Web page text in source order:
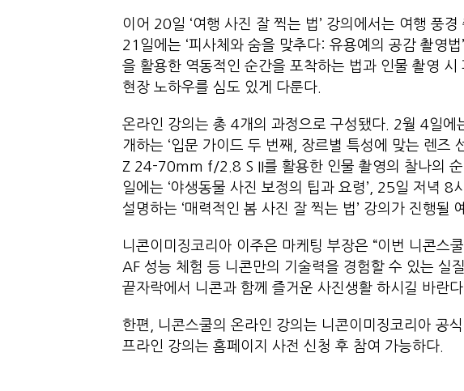
이어 20일 ‘여행 사진 잘 찍는 법’ 강의에서는 여행 풍
21일에는 ‘피사체와 숨을 맞추다: 유용예의 공감 촬영
을 활용한 역동적인 순간을 포착하는 법과 인물 촬영
현장 노하우를 심도 있게 다룬다.
온라인 강의는 총 4개의 과정으로 구성됐다. 2월 4일에
개하는 ‘입문 가이드 두 번째, 장르별 특성에 맞는 렌즈
Z 24-70mm f/2.8 S II를 활용한 인물 촬영의 찰나의 순
일에는 ‘야생동물 사진 보정의 팁과 요령’, 25일 저녁 8
설명하는 ‘매력적인 봄 사진 잘 찍는 법’ 강의가 진행될
니콘이미징코리아 이주은 마케팅 부장은 “이번 니콘스
AF 성능 체험 등 니콘만의 기술력을 경험할 수 있는 실
끝자락에서 니콘과 함께 즐거운 사진생활 하시길 바란다
한편, 니콘스쿨의 온라인 강의는 니콘이미징코리아 공
프라인 강의는 홈페이지 사전 신청 후 참여 가능하다.